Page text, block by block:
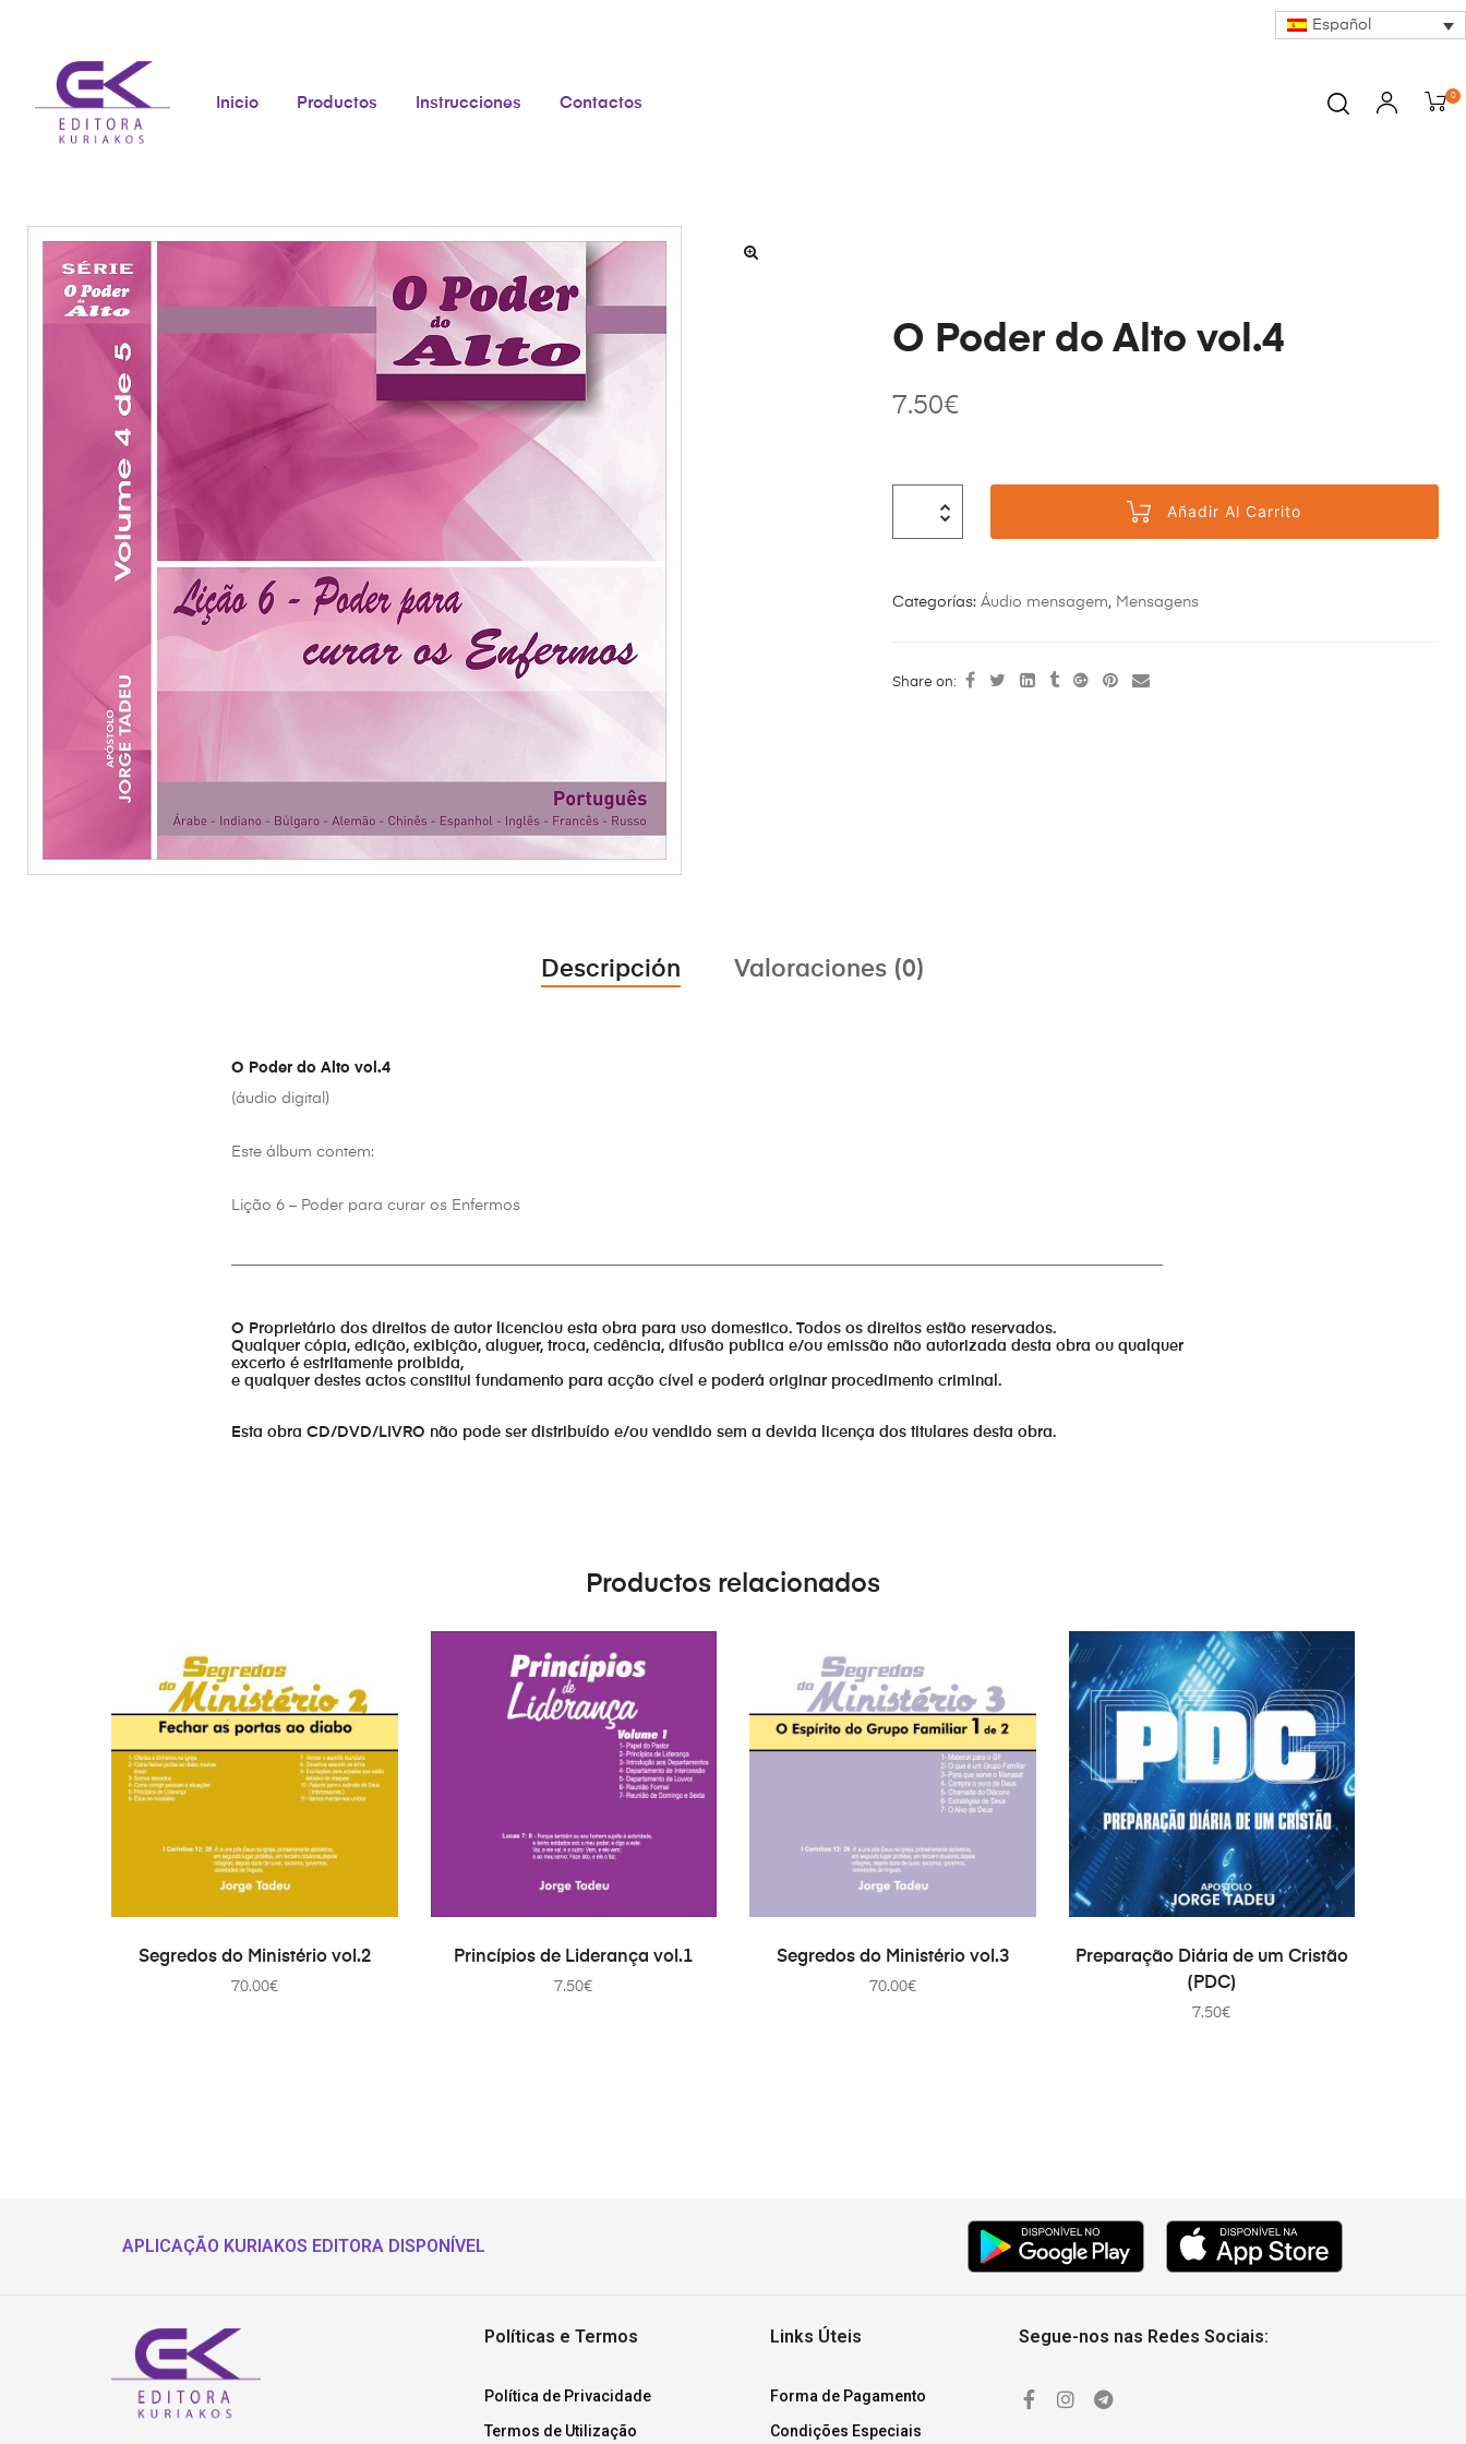
Español
Inicio Productos Instrucciones Contactos 0
O Poder do Alto vol.4
7.50€
Añadir Al Carrito
Categorías: Áudio mensagem Mensagens
Share on:
Descripción Valoraciones (0)
O Poder do Alto vol.4
(áudio digital)
Este álbum contem:
Lição 6 – Poder para curar os Enfermos
O Proprietário dos direitos de autor licenciou esta obra para uso domestico. Todos os direitos estão reservados.
Qualquer cópia, edição, exibição, aluguer, troca, cedência, difusão publica e/ou emissão não autorizada desta obra ou qualquer
excerto é estritamente proibida,
e qualquer destes actos constitui fundamento para acção cível e poderá originar procedimento criminal.
Esta obra CD/DVD/LIVRO não pode ser distribuído e/ou vendido sem a devida licença dos titulares desta obra.
Productos relacionados
AÑADIR AL CARRITO
Segredos do Ministério vol.2
70.00€
AÑADIR AL CARRITO
Princípios de Liderança vol.1
7.50€
AÑADIR AL CARRITO
Segredos do Ministério vol.3
70.00€
AÑADIR AL CARRITO
Preparação Diária de um Cristão
(PDC)
7.50€
APLICAÇÃO KURIAKOS EDITORA DISPONÍVEL
Políticas e Termos
Política de Privacidade
Termos de Utilização
Links Úteis
Forma de Pagamento
Condições Especiais
Segue-nos nas Redes Sociais: